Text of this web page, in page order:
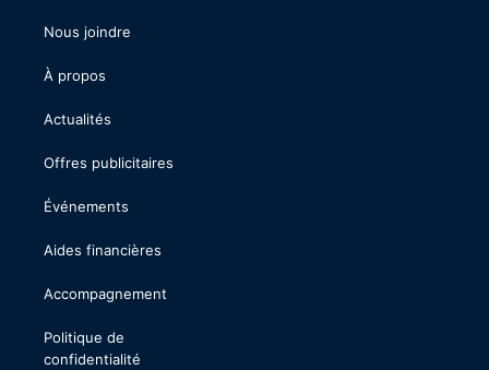
Nous joindre
À propos
Actualités
Offres publicitaires
Événements
Aides financières
Accompagnement
Politique de
confidentialité